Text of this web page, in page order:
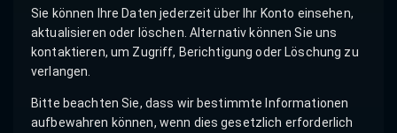
Sie können Ihre Daten jederzeit über Ihr Konto einsehen,
aktualisieren oder löschen. Alternativ können Sie uns
kontaktieren, um Zugriff, Berichtigung oder Löschung zu
verlangen.
Bitte beachten Sie, dass wir bestimmte Informationen
aufbewahren können, wenn dies gesetzlich erforderlich